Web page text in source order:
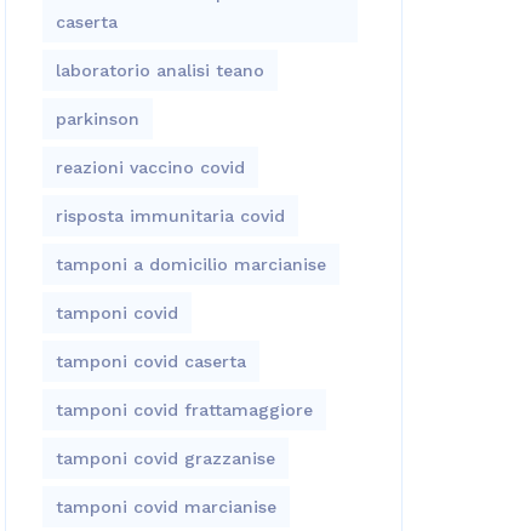
caserta
laboratorio analisi teano
parkinson
reazioni vaccino covid
risposta immunitaria covid
tamponi a domicilio marcianise
tamponi covid
tamponi covid caserta
tamponi covid frattamaggiore
tamponi covid grazzanise
tamponi covid marcianise